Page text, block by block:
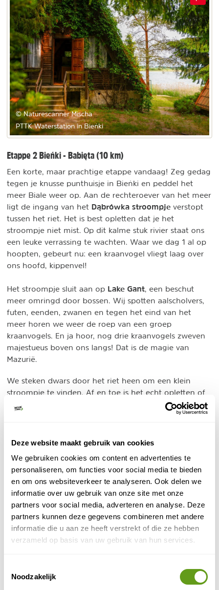
Deze website maakt gebruik van cookies
We gebruiken cookies om content en advertenties te
personaliseren, om functies voor social media te bieden
en om ons websiteverkeer te analyseren. Ook delen we
informatie over uw gebruik van onze site met onze
partners voor social media, adverteren en analyse. Deze
partners kunnen deze gegevens combineren met andere
informatie die u aan ze heeft verstrekt of die ze hebben
verzameld op basis van uw gebruik van hun services.
Noodzakelijk
© Naturescanner Mischa
PTTK Waterstation in Bieńki
Etappe 2 Bieńki - Babięta (10 km)
Een korte, maar prachtige etappe vandaag! Zeg gedag
tegen je knusse punthuisje in Bieńki en peddel het
meer Białe weer op. Aan de rechteroever van het meer
ligt de ingang van het Dąbrówka stroompje verstopt
tussen het riet. Het is best opletten dat je het
stroompje niet mist. Op dit kalme stuk rivier staat ons
een leuke verrassing te wachten. Waar we dag 1 al op
hoopten, gebeurt nu: een kraanvogel vliegt laag over
ons hoofd, kippenvel!
Het stroompje sluit aan op Lake Gant, een beschut
meer omringd door bossen. Wij spotten aalscholvers,
futen, eenden, zwanen en tegen het eind van het
meer horen we weer de roep van een groep
kraanvogels. En ja hoor, nog drie kraanvogels zweven
majestueus boven ons langs! Dat is de magie van
Mazurië.
We steken dwars door het riet heen om een klein
stroompje te vinden. Af en toe is het echt opletten of
je het juiste pad in vaart. Daarvoor is Google Maps erg
terwijl we genieten van een beschut stukje trail.